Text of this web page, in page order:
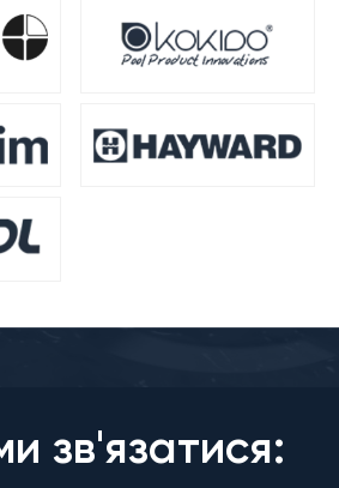
зв'язатися: